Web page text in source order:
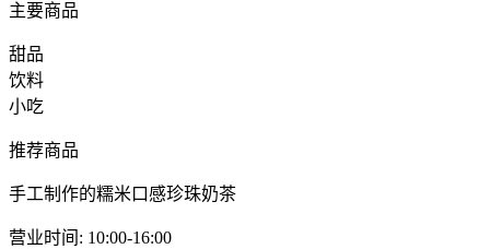
主要商品
甜品
饮料
小吃
推荐商品
手工制作的糯米口感珍珠奶茶
营业时间 : 10:00-16:00